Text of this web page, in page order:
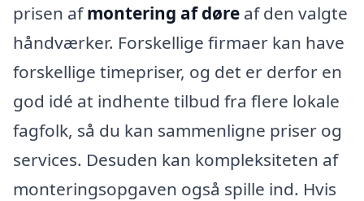
prisen afmontering af døre af den valgte
håndværker. Forskellige firmaer kan have
forskellige timepriser, og det er derfor en
god idé at indhente tilbud fra flere lokale
fagfolk, så du kan sammenligne priser og
services. Desuden kan kompleksiteten af
monteringsopgaven også spille ind. Hvis